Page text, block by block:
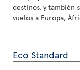
destinos, y también
vuelos a Europa,
Eco Standard